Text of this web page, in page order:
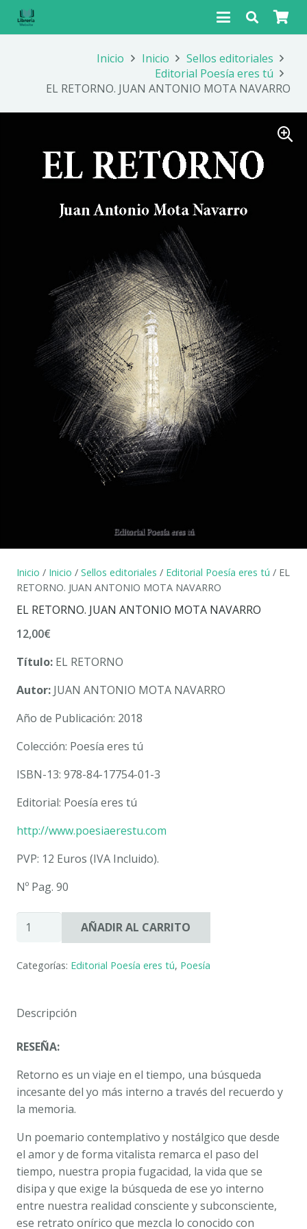
Inicio Inicio
Sellos editoriales
Editorial Poesía eres tú
EL RETORNO. JUAN ANTONIO MOTA NAVARRO
Inicio / Inicio / Sellos editoriales / Editorial Poesía eres tú / EL
RETORNO. JUAN ANTONIO MOTA NAVARRO
EL RETORNO. JUAN ANTONIO MOTA NAVARRO
12,00€
Título: EL RETORNO
Autor: JUAN ANTONIO MOTA NAVARRO
Año de Publicación: 2018
Colección: Poesía eres tú
ISBN-13: 978-84-17754-01-3
Editorial: Poesía eres tú
http://www.poesiaerestu.com
PVP: 12 Euros (IVA Incluido).
Nº Pag. 90
ANTONIO
NAVARRO
cantidad
AÑADIR AL CARRITO
Categorías: Editorial Poesía eres tú, Poesía
Descripción
RESEÑA:
Retorno es un viaje en el tiempo, una búsqueda
incesante del yo más interno a través del recuerdo y
la memoria.
Un poemario contemplativo y nostálgico que desde
el amor y de forma vitalista remarca el paso del
tiempo, nuestra propia fugacidad, la vida que se
disipa y que exige la búsqueda de ese yo interno
entre nuestra realidad consciente y subconsciente,
ese retrato onírico que mezcla lo conocido con